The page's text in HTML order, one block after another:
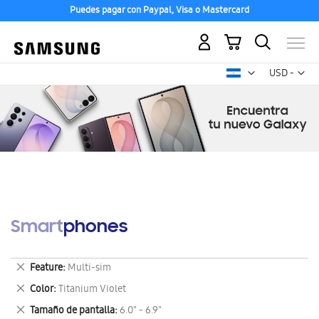
Puedes pagar con Paypal, Visa o Mastercard
USD -
dólar
Mi carrito
Smartphones
Feature Multi-sim
Eliminar
este
artículo
Color Titanium Violet
Eliminar
este
Tamaño de pantalla 6.0" - 6.9"
Eliminar